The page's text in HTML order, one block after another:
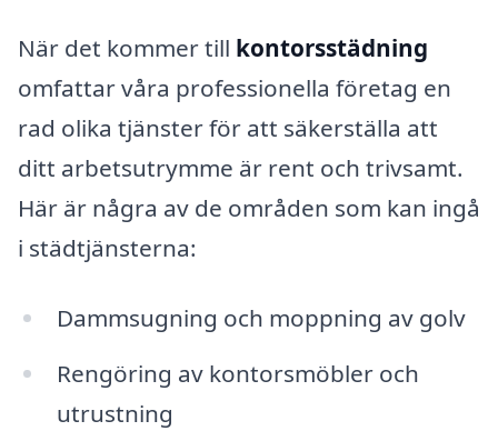
När det kommer till kontorsstädning
omfattar våra professionella företag en
rad olika tjänster för att säkerställa att
ditt arbetsutrymme är rent och trivsamt.
Här är några av de områden som kan ingå
i städtjänsterna:
Dammsugning och moppning av golv
Rengöring av kontorsmöbler och
utrustning